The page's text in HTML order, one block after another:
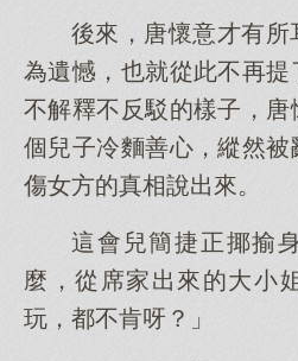
後來，唐懷意才有
為遺憾，也就從此不再
不解釋不反駁的樣子，
個兒子冷麵善心，縱然
傷女方的真相說出來。
這會兒簡捷正揶揄
麼，從席家出來的大小
玩，都不肯呀？」